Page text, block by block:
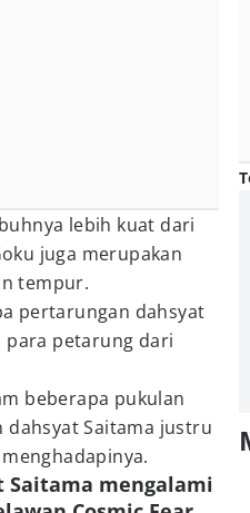
lebih kuat dari
juga merupakan
tempur.
pertarungan dahsyat
para petarung dari
beberapa pukulan
dahsyat Saitama justru
Saitama mengalami